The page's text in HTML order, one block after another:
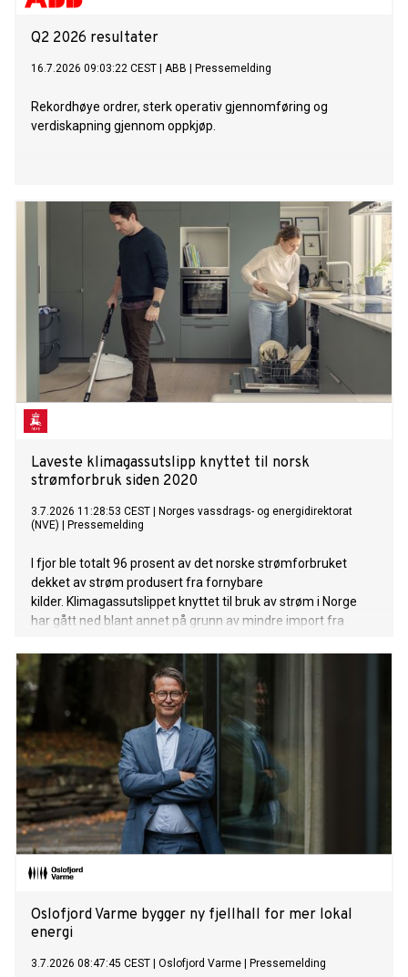
Q2 2026 resultater
16.7.2026 09:03:22 CEST ABB Pressemelding
Rekordhøye ordrer, sterk operativ gjennomføring og
verdiskapning gjennom oppkjøp.
Laveste klimagassutslipp knyttet til norsk
strømforbruk siden 2020
3.7.2026 11:28:53 CEST
Norges vassdrags- og energidirektorat
(NVE)
Pressemelding
I fjor ble totalt 96 prosent av det norske strømforbruket
dekket av strøm produsert fra fornybare
kilder. Klimagassutslippet knyttet til bruk av strøm i Norge
har gått ned blant annet på grunn av mindre import fra
klimautslipp. Det viser NVEs klimadeklarasjon for fysisk
levert strøm i 2025.
Oslofjord Varme bygger ny fjellhall for mer lokal
energi
3.7.2026 08:47:45 CEST Oslofjord Varme Pressemelding